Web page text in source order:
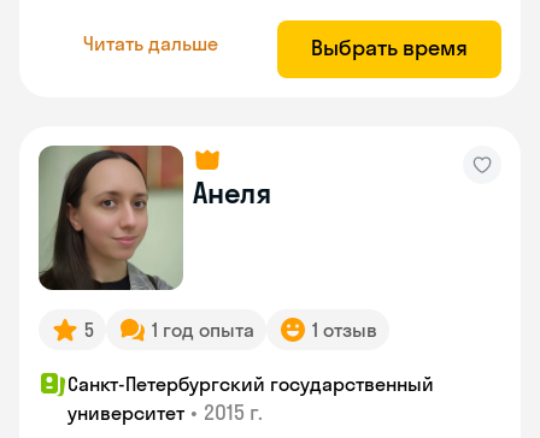
Читать дальше Выбрать время
Анеля
5 1 год опыта 1 отзыв
Санкт-Петербургский государственный
университет • 2015 г.